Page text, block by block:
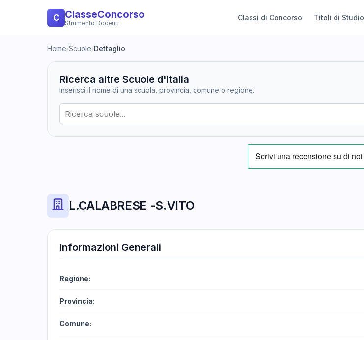
C ClasseConcorso
Strumento Docenti
Classi di Concorso Titoli di Studio
Home/Scuole/Dettaglio
Ricerca altre Scuole d'Italia
Inserisci il nome di una scuola, provincia, comune o regione.
L.CALABRESE -S.VITO
Informazioni Generali
Regione:
Provincia:
Comune: